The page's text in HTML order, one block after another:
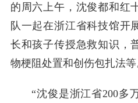
的周六上午，沈俊都和红
队一起在浙江省科技馆开
长和孩子传授急救知识，
物梗阻处置和创伤包扎法等
“沈俊是浙江省200多